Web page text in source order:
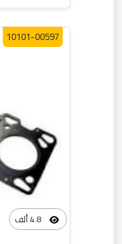
10101-00597